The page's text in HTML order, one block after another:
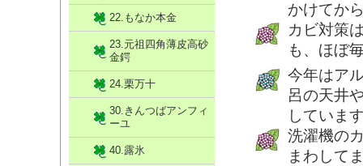
かけてか
カビ対策
も、ほぼ
今年はア
呂の天井
していま
洗濯機の
まわして
22.もなか本金
23.元祖四角薄皮高砂
金鍔
24.栗万十
30.きんつばアンフィ
ーユ
40.露氷